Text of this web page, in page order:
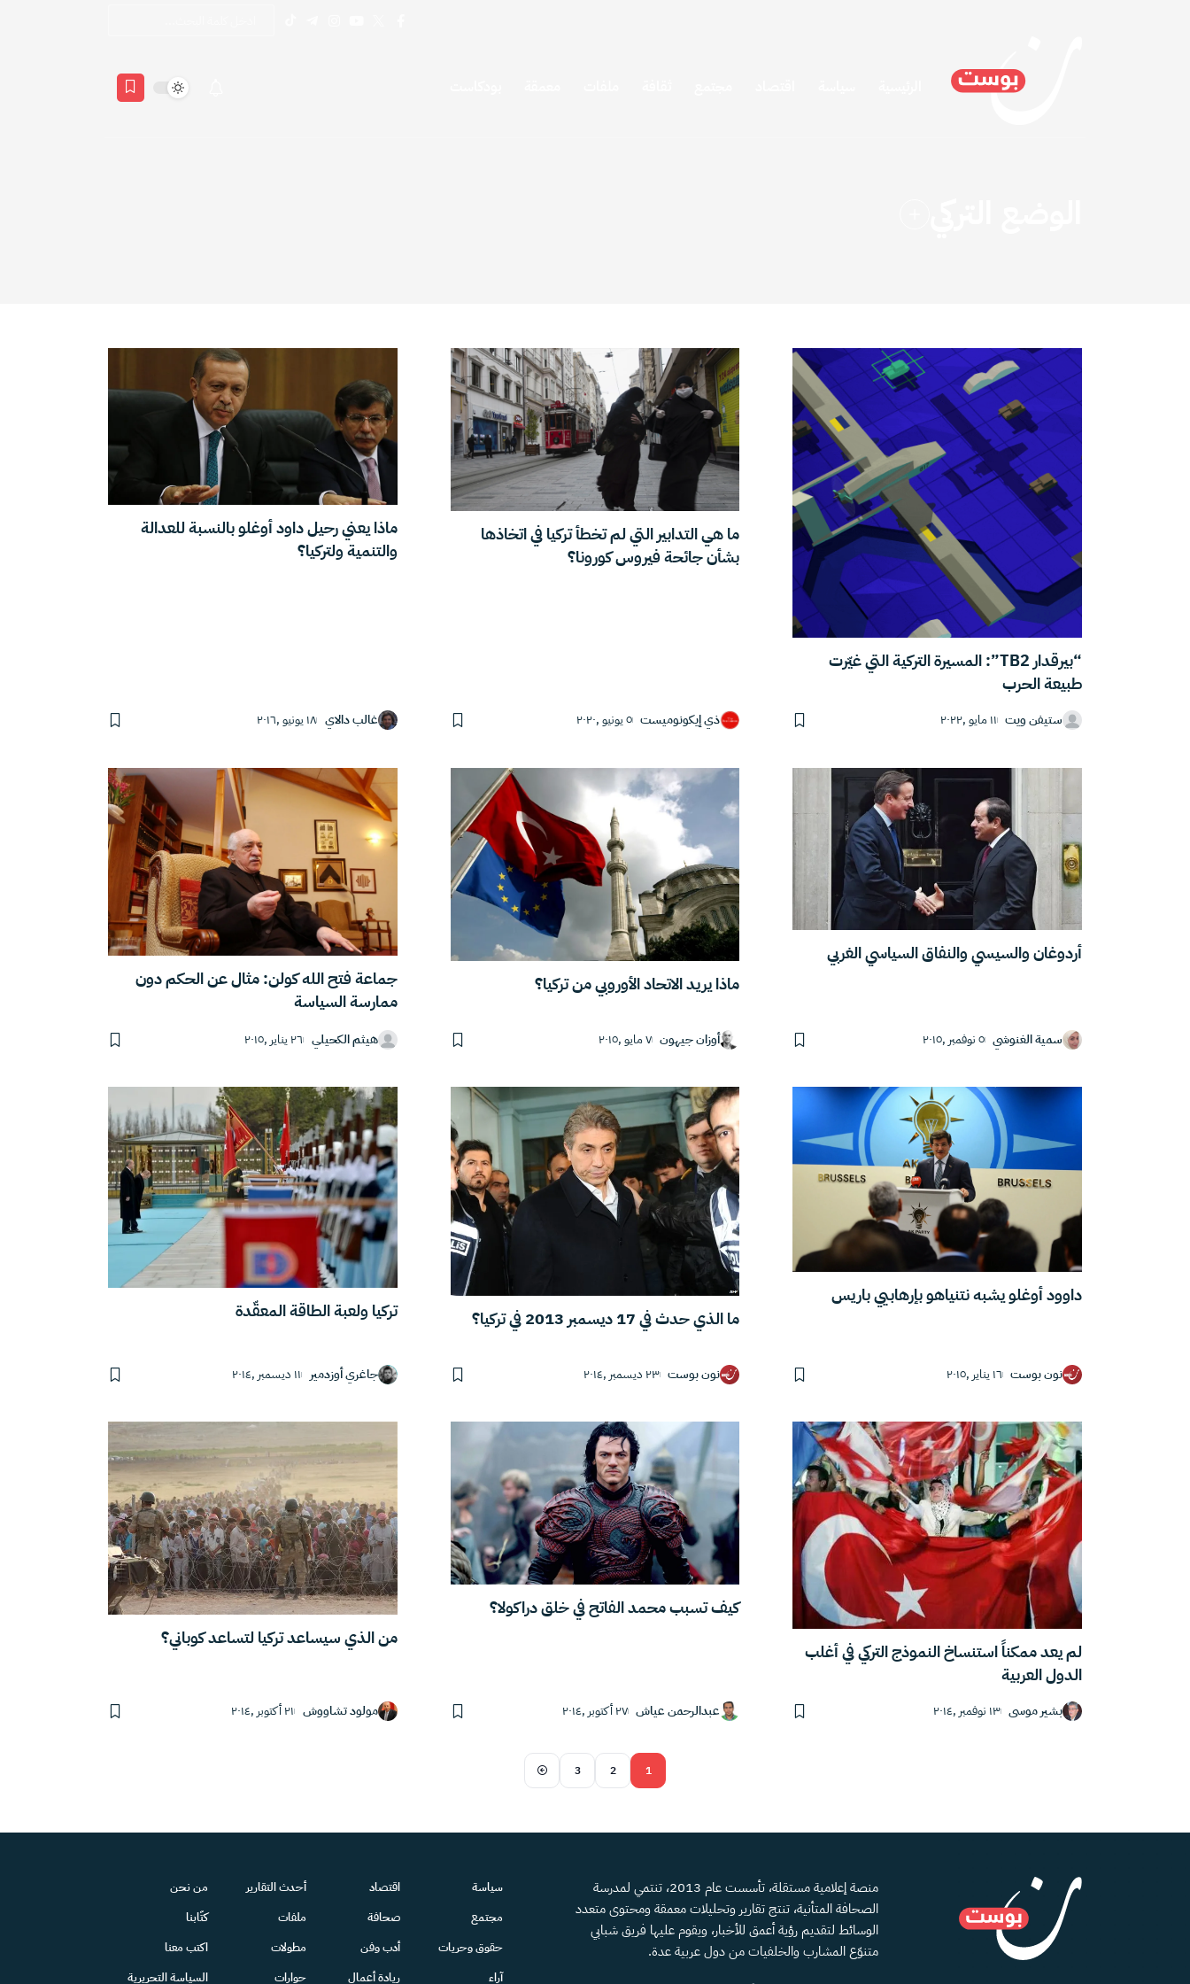
“بيرقدار TB2”: المسيرة التركية التي غيّرت
طبيعة الحرب
ستيفن ويت ١١ مايو ,٢٠٢٢
ما هي التدابير التي لم تخطأ تركيا في اتخاذها
بشأن جائحة فيروس كورونا؟
ذي إيكونوميست ٥ يونيو ,٢٠٢٠
ماذا يعني رحيل داود أوغلو بالنسبة للعدالة
والتنمية ولتركيا؟
غالب دالاي ١٨ يونيو ,٢٠١٦
أردوغان والسيسي والنفاق السياسي الغربي
سمية الغنوشي ٥ نوفمبر ,٢٠١٥
ماذا يريد الاتحاد الأوروبي من تركيا؟
أوزان جيهون ٧ مايو ,٢٠١٥
جماعة فتح الله كولن: مثال عن الحكم دون
ممارسة السياسة
هيثم الكحيلي ٢٦ يناير ,٢٠١٥
داوود أوغلو يشبه نتنياهو بإرهابيي باريس
نون بوست ١٦ يناير ,٢٠١٥
ما الذي حدث في 17 ديسمبر 2013 في تركيا؟
نون بوست ٢٣ ديسمبر ,٢٠١٤
تركيا ولعبة الطاقة المعقّدة
جاغري أوزدمير ١١ ديسمبر ,٢٠١٤
لم يعد ممكناً استنساخ النموذج التركي في أغلب
الدول العربية
بشير موسى ١٣ نوفمبر ,٢٠١٤
كيف تسبب محمد الفاتح في خلق دراكولا؟
عبدالرحمن عياش ٢٧ أكتوبر ,٢٠١٤
من الذي سيساعد تركيا لتساعد كوباني؟
مولود تشاووش ٢١ أكتوبر ,٢٠١٤
1
2
3
منصة إعلامية مستقلة، تأسست عام 2013، تنتمي لمدرسة
الصحافة المتأنية، تنتج تقارير وتحليلات معمقة ومحتوى متعدد
الوسائط لتقديم رؤية أعمق للأخبار، ويقوم عليها فريق شبابي
متنوّع المشارب والخلفيات من دول عربية عدة.
سياسة
مجتمع
حقوق وحريات
آراء
اقتصاد
صحافة
أدب وفن
ريادة أعمال
أحدث التقارير
ملفات
مطولات
حوارات
من نحن
كتّابنا
اكتب معنا
السياسة التحريرية